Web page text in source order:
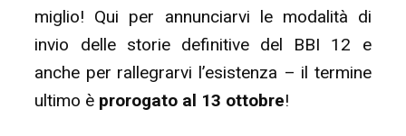
miglio! Qui per annunciarvi le modalità di
invio delle storie definitive del BBI 12 e
anche per rallegrarvi l’esistenza – il termine
ultimo è prorogato al 13 ottobre!